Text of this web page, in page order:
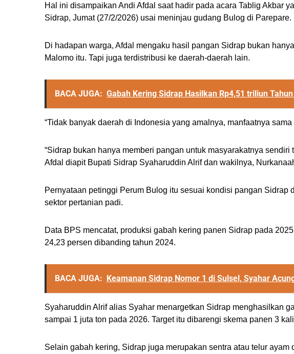
Hal ini disampaikan Andi Afdal saat hadir pada acara Tablig Akbar
Sidrap, Jumat (27/2/2026) usai meninjau gudang Bulog di Parepare.
Di hadapan warga, Afdal mengaku hasil pangan Sidrap bukan
Malomo itu. Tapi juga terdistribusi ke daerah-daerah lain.
BACA JUGA: Gabah Kering Sidrap Hasilkan Rp4,51 triliun
“Tidak banyak daerah di Indonesia yang amalnya, manfaatnya
“Sidrap bukan hanya memberi pangan untuk masyarakatnya sendiri
Afdal diapit Bupati Sidrap Syaharuddin Alrif dan wakilnya,
Pernyataan petinggi Perum Bulog itu sesuai kondisi pangan Sidrap
sektor pertanian padi.
Data BPS mencatat, produksi gabah kering panen Sidrap pada
24,23 persen dibanding tahun 2024.
BACA JUGA: Keamanan Sidrap Nomor 1 di Sulsel, Syahar
Syaharuddin Alrif alias Syahar menargetkan Sidrap menghasilkan
sampai 1 juta ton pada 2026. Target itu dibarengi skema panen 3
Selain gabah kering, Sidrap juga merupakan sentra atau telur ayam